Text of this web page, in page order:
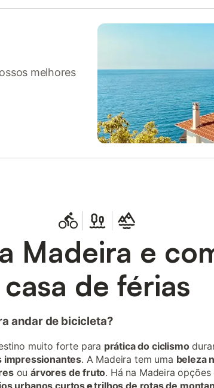
melhores
Madeira e
casa de férias
andar de bicicleta?
muito forte para prática do ciclismo
impressionantes. A Madeira tem uma beleza
ouárvores de fruto. Há na Madeira opções